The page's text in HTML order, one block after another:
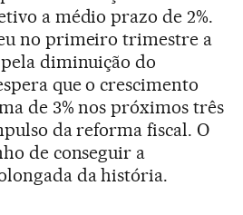
a médio prazo de 2%.
no primeiro trimestre a
diminuição do
que o crescimento
de 3% nos próximos três
da reforma fiscal. O
de conseguir a
da história.